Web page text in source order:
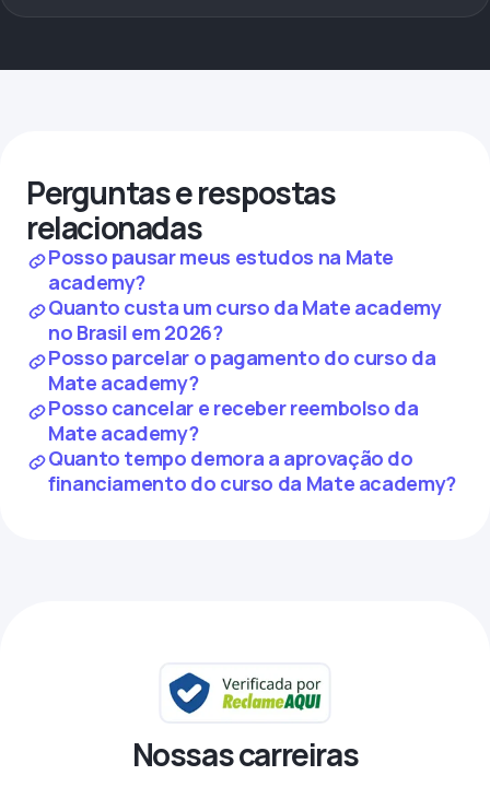
Perguntas e respostas
relacionadas
Posso pausar meus estudos na Mate
academy?
Quanto custa um curso da Mate academy
no Brasil em 2026?
Posso parcelar o pagamento do curso da
Mate academy?
Posso cancelar e receber reembolso da
Mate academy?
Quanto tempo demora a aprovação do
financiamento do curso da Mate academy?
Nossas carreiras